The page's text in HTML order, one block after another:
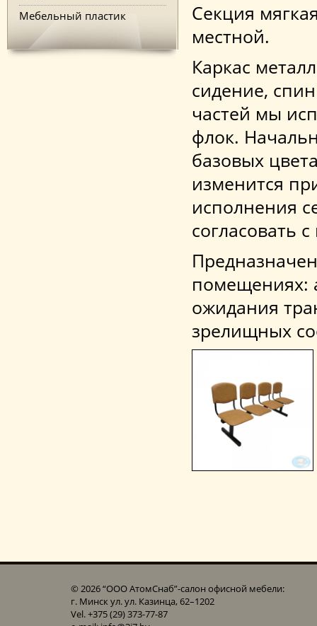
Мебельный пластик
Секция
местной.
Каркас
сидение,
частей мы
флок.
базовых
изменится
исполнения
согласовать
помещениях:
ожидания
зрелищных
© 2026 “ООО АтомСнаб”-cалон офисной мебели:
г. Минск ул. ул. Казинца, 62–1202
Vel. +375 (29) 373-77-87